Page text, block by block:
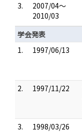
3.
2007/04～
2010/03
学会発表
1.
1997/06/13
2.
1997/11/22
3.
1998/03/26